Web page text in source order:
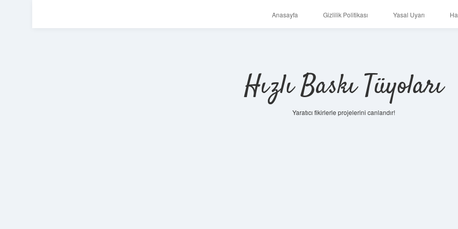
Anasayfa Gizlilik Politikası Yasal Uyarı
Hızlı Baskı Tüyoları
Yaratıcı fikirlerle projelerini canlandır!